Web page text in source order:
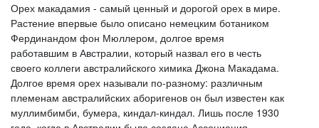
Орех макадамия - самый ценный и дорогой орех в мире.
Растение впервые было описано немецким ботаником
Фердинандом фон Мюллером, долгое время
работавшим в Австралии, который назвал его в честь
своего коллеги австралийского химика Джона Макадама.
Долгое время орех называли по-разному: различным
племенам австралийских аборигенов он был известен как
муллимбимби, бумера, киндал-киндал. Лишь после 1930